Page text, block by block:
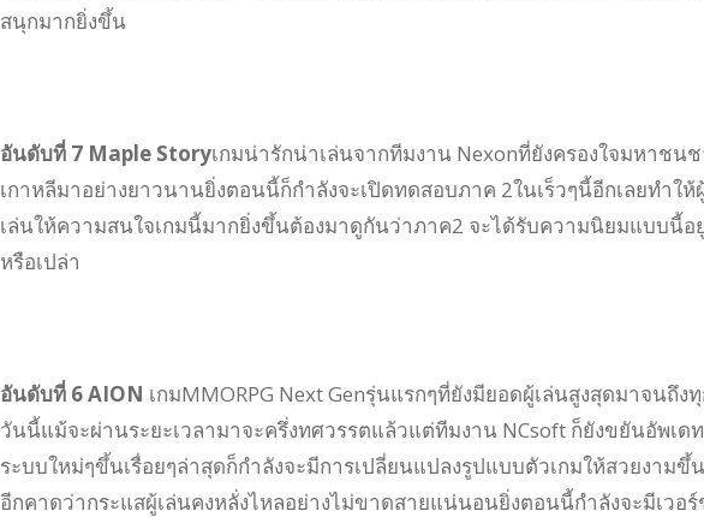
สนุกมากยิ่งขึ้น
อันดับที่ 7 Maple Storyเกมน่ารักน่าเล่นจากทีมงาน Nexonที่ยังครองใจมหาชน
เกาหลีมาอย่างยาวนานยิ่งตอนนี้ก็กำลังจะเปิดทดสอบภาค 2ในเร็วๆนี้อีกเลยทำให้
เล่นให้ความสนใจเกมนี้มากยิ่งขึ้นต้องมาดูกันว่าภาค2 จะได้รับความนิยมแบบนี้อ
หรือเปล่า
อันดับที่ 6 AION เกมMMORPG Next Genรุ่นแรกๆที่ยังมียอดผู้เล่นสูงสุดมาจนถึง
วันนี้แม้จะผ่านระยะเวลามาจะครึ่งทศวรรตแล้วแต่ทีมงาน NCsoft ก็ยังขยันอัพเดท
ระบบใหม่ๆขึ้นเรื่อยๆล่าสุดก็กำลังจะมีการเปลี่ยนแปลงรูปแบบตัวเกมให้สวยงามขึ้
อีกคาดว่ากระแสผู้เล่นคงหลั่งไหลอย่างไม่ขาดสายแน่นอนยิ่งตอนนี้กำลังจะมีเวอ